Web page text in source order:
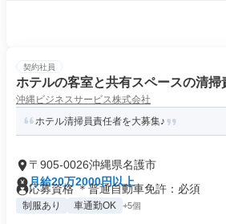
契約社員
ホテルの客室と共有スペースの清掃
沖縄ビジネスサービス株式会社
ホテル清掃員責任者を大募集♪
〒905-0026沖縄県名護市
月給20万2000円以上
応募資格 ＊普通自動車免許：必須
制服あり 車通勤OK +5個